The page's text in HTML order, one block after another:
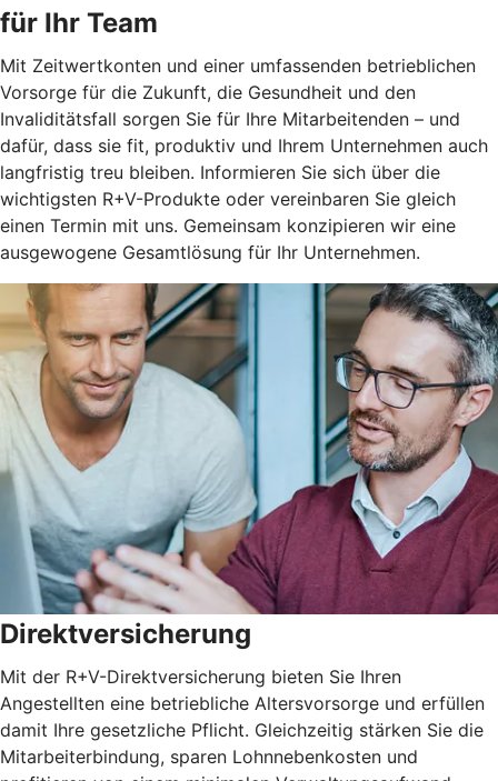
für Ihr Team
Mit Zeitwertkonten und einer umfassenden betrieblichen
Vorsorge für die Zukunft, die Gesundheit und den
Invaliditätsfall sorgen Sie für Ihre Mitarbeitenden – und
dafür, dass sie fit, produktiv und Ihrem Unternehmen auch
langfristig treu bleiben. Informieren Sie sich über die
wichtigsten R+V-Produkte oder vereinbaren Sie gleich
einen Termin mit uns. Gemeinsam konzipieren wir eine
ausgewogene Gesamtlösung für Ihr Unternehmen.
Direktversicherung
Mit der R+V-Direktversicherung bieten Sie Ihren
Angestellten eine betriebliche Altersvorsorge und erfüllen
damit Ihre gesetzliche Pflicht. Gleichzeitig stärken Sie die
Mitarbeiterbindung, sparen Lohnnebenkosten und